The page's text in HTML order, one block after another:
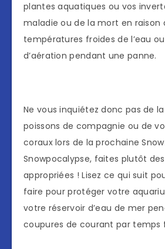
plantes aquatiques ou vos
maladie ou de la mort en raison
températures froides de l’eau
d’aération pendant une panne.
Ne vous inquiétez donc pas de
poissons de compagnie ou de
coraux lors de la prochaine
Snowpocalypse, faites plutôt
appropriées ! Lisez ce qui suit
faire pour protéger votre
votre réservoir d’eau de mer
coupures de courant par temps